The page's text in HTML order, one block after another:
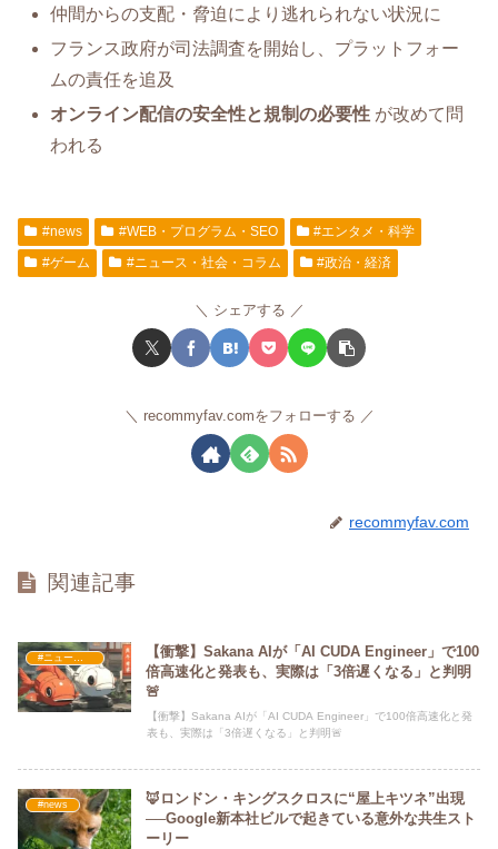
仲間からの支配・脅迫により逃れられない状況に
フランス政府が司法調査を開始し、プラットフォー
ムの責任を追及
オンライン配信の安全性と規制の必要性 が改めて問
われる
#news #WEB・プログラム・SEO
#エンタメ・科学
#ゲーム
#ニュース・社会・コラム #政治・経済
シェアする
recommyfav.comをフォローする
recommyfav.com
関連記事
【衝撃】Sakana AIが「AI CUDA Engineer」で100
倍高速化と発表も、実際は「3倍遅くなる」と判明
🚨
【衝撃】Sakana AIが「AI CUDA Engineer」で100倍高速化と発
表も、実際は「3倍遅くなる」と判明🚨
#news
🦊ロンドン・キングスクロスに“屋上キツネ”出現
──Google新本社ビルで起きている意外な共生スト
ーリー